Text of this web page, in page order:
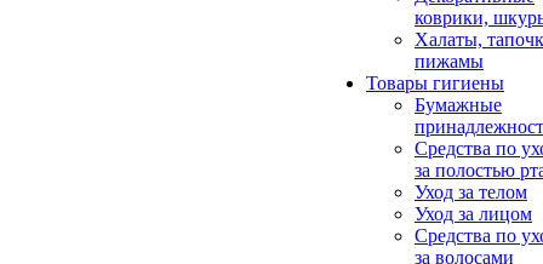
коврики,
Халаты,
пижамы
Товары гигиены
Бумажные
Средства по
за полостью
Уход за телом
Уход за лицом
Средства по
за волосами